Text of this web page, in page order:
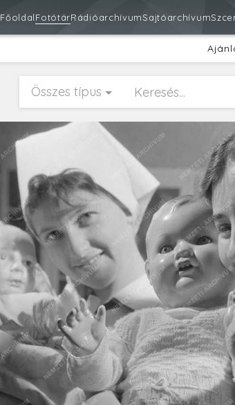
FőoldalFotótárRádióarchívumSajtóarchívum
Összes típus